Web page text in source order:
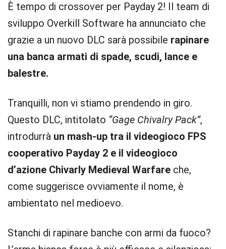
È tempo di crossover per Payday 2! Il team di
sviluppo Overkill Software ha annunciato che
grazie a un nuovo DLC sarà possibile rapinare
una banca armati di spade, scudi, lance e
balestre.
Tranquilli, non vi stiamo prendendo in giro.
Questo DLC, intitolato “Gage Chivalry Pack”,
introdurrà un mash-up tra il videogioco FPS
cooperativo Payday 2 e il videogioco
d’azione Chivarly Medieval Warfare che,
come suggerisce ovviamente il nome, è
ambientato nel medioevo.
Stanchi di rapinare banche con armi da fuoco?